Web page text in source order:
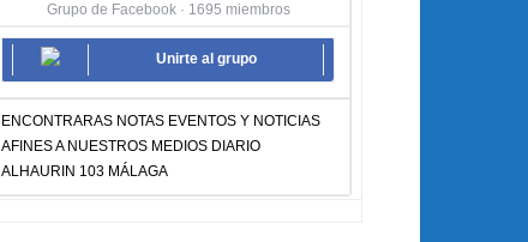
Grupo de Facebook · 1695 miembros
Unirte al grupo
ENCONTRARAS NOTAS EVENTOS Y NOTICIAS
AFINES A NUESTROS MEDIOS DIARIO
ALHAURIN 103 MÁLAGA